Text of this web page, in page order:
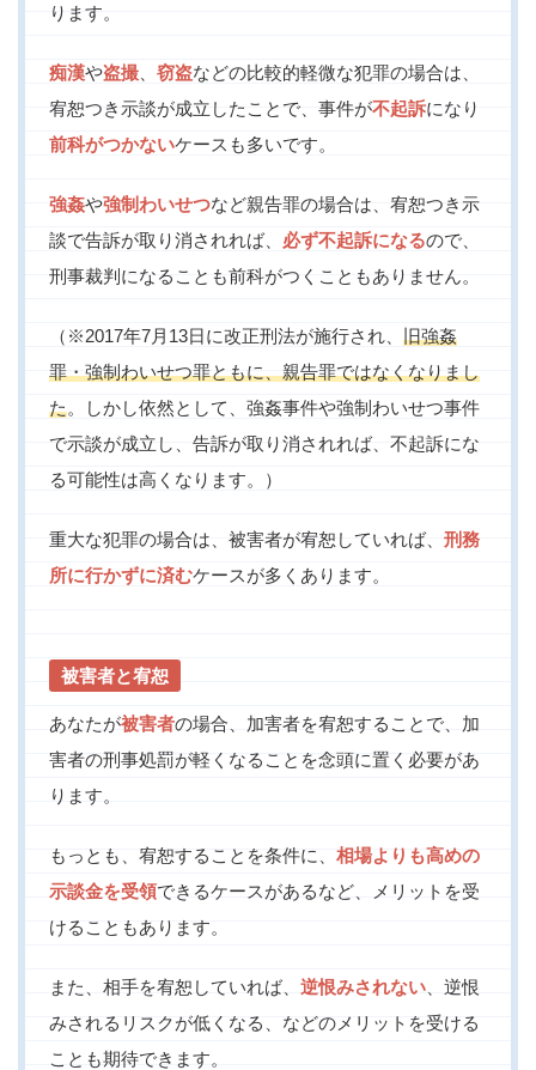
ります。
痴漢や盗撮 窃盗などの比較的軽微な犯罪の場合は、
宥恕つき示談が成立したことで、事件が不起訴になり
前科がつかないケースも多いです。
強姦や強制わいせつなど親告罪の場合は、宥恕つき示
談で告訴が取り消されれば、 必ず不起訴になるので、
刑事裁判になることも前科がつくこともありません。
（※2017年7月13日に改正刑法が施行され、 旧強姦
罪・強制わいせつ罪ともに、親告罪ではなくなりまし
た。しかし依然として、強姦事件や強制わいせつ事件
で示談が成立し、告訴が取り消されれば、不起訴にな
る可能性は高くなります。）
重大な犯罪の場合は、被害者が宥恕していれば、 刑務
所に行かずに済むケースが多くあります。
被害者と宥恕
あなたが被害者の場合、加害者を宥恕することで、加
害者の刑事処罰が軽くなることを念頭に置く必要があ
ります。
もっとも、宥恕することを条件に、 相場よりも高めの
示談金を受領できるケースがあるなど、メリットを受
けることもあります。
また、相手を宥恕していれば、 逆恨みされない 、逆恨
みされるリスクが低くなる、などのメリットを受ける
ことも期待できます。